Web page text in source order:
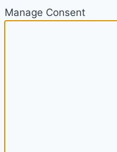
Manage Consent